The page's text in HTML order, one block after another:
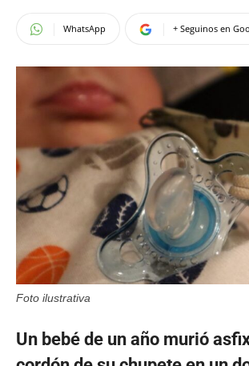
WhatsApp + Seguinos en
Foto ilustrativa
Un bebé de un año murió